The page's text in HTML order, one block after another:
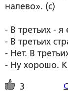
налево». (c)
- В третьих - я
- В третьих
- Нет. В
- Ну хорошо.
3